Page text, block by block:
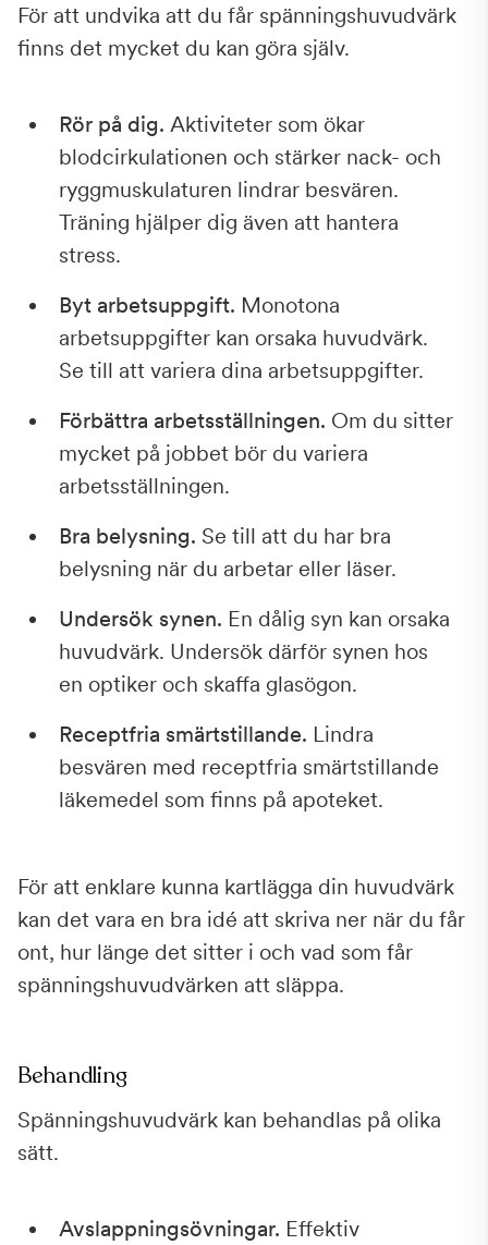
För att undvika att du får spänningshuvudvärk
finns det mycket du kan göra själv.
Rör på dig. Aktiviteter som ökar
blodcirkulationen och stärker nack- och
ryggmuskulaturen lindrar besvären.
Träning hjälper dig även att hantera
stress.
Byt arbetsuppgift. Monotona
arbetsuppgifter kan orsaka huvudvärk.
Se till att variera dina arbetsuppgifter.
Förbättra arbetsställningen. Om du sitter
mycket på jobbet bör du variera
arbetsställningen.
Bra belysning. Se till att du har bra
belysning när du arbetar eller läser.
Undersök synen. En dålig syn kan orsaka
huvudvärk. Undersök därför synen hos
en optiker och skaffa glasögon.
Receptfria smärtstillande. Lindra
besvären med receptfria smärtstillande
läkemedel som finns på apoteket.
För att enklare kunna kartlägga din huvudvärk
kan det vara en bra idé att skriva ner när du får
ont, hur länge det sitter i och vad som får
spänningshuvudvärken att släppa.
Behandling
Spänningshuvudvärk kan behandlas på olika
sätt.
Avslappningsövningar. Effektiv